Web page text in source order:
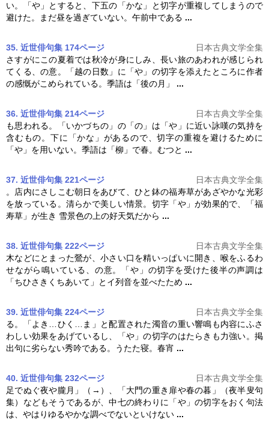
い。「や」とすると、下五の「かな」と切字が重複してしまうので
避けた。まだ昼を過ぎていない。午前中である ...
35. 近世俳句集 174ページ
日本古典文学全集
さすがにこの夏着では秋冷が身にしみ、長い旅のあわれが感じられ
てくる、の意。「越の日数」に「や」の切字を添えたところに作者
の感慨がこめられている。季語は「後の月」 ...
36. 近世俳句集 214ページ
日本古典文学全集
も思われる。「いかづちの」の「の」は「や」に近い詠嘆の気持を
含むもの。下に「かな」があるので、切字の重複を避けるために
「や」を用いない。季語は「柳」で春。むつと ...
37. 近世俳句集 221ページ
日本古典文学全集
。店内にさしこむ朝日をあびて、ひと鉢の福寿草があざやかな光彩
を放っている。清らかで美しい情景。 切字 「や」が効果的で、「福
寿草」が生き 雪景色の上の好天気だから ...
38. 近世俳句集 222ページ
日本古典文学全集
木などにとまった鶯が、小さい口を精いっぱいに開き、喉をふるわ
せながら鳴いている、の意。「や」の切字を受けた後半の声調は
「ちひさきくちあいて」とイ列音を並べたため ...
39. 近世俳句集 224ページ
日本古典文学全集
る。「よき…ひく…ま」と配置された濁音の重い響鳴も内容にふさ
わしい効果をあげているし、「や」の切字のはたらきも力強い。掲
出句に劣らない秀吟である。うたた寝。春宵 ...
40. 近世俳句集 232ページ
日本古典文学全集
足でぬぐ夜や朧月」（→）、「大門の重き扉や春の暮」（夜半叟句
集）などもそうであるが、中七の終わりに「や」の切字をおく句法
は、やはりゆるやかな調べでないといけない ...